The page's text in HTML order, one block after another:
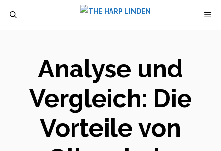
Analyse und
Vergleich: Die
Vorteile von